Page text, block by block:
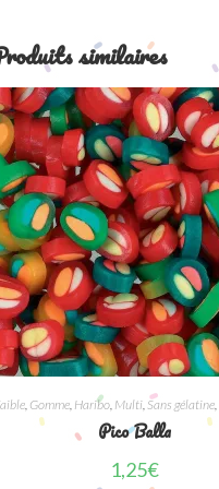
similaires
, Gomme, Haribo, Multi, Sans gélatine,
Pico Balla
1,25€